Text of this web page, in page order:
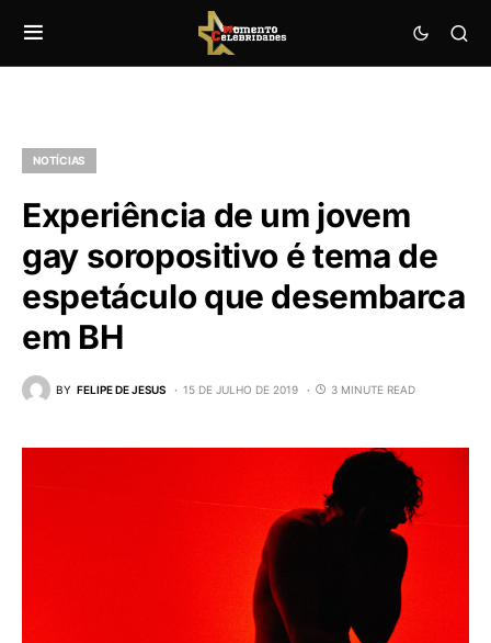
NOTÍCIAS
Experiência de um jovem
gay soropositivo é tema de
espetáculo que desembarca
em BH
BY FELIPE DE JESUS 15 DE JULHO DE 2019 3 MINUTE READ